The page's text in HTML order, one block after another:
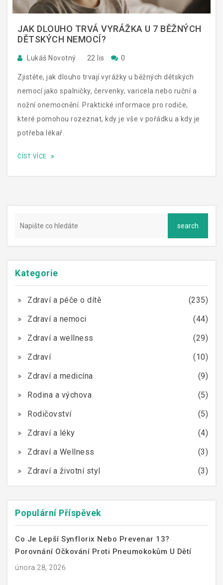
JAK DLOUHO TRVÁ VYRÁŽKA U 7 BĚŽNÝCH
DĚTSKÝCH NEMOCÍ?
Lukáš Novotný 22 lis 0
Zjistěte, jak dlouho trvají vyrážky u běžných dětských
nemocí jako spalničky, červenky, varicela nebo ruční a
nožní onemocnění. Praktické informace pro rodiče,
které pomohou rozeznat, kdy je vše v pořádku a kdy je
potřeba lékař.
ČÍST VÍCE
Kategorie
Zdraví a péče o dítě
(235)
Zdraví a nemoci
(44)
Zdraví a wellness
(29)
Zdraví
(10)
Zdraví a medicína
(9)
Rodina a výchova
(5)
Rodičovství
(5)
Zdraví a léky
(4)
Zdraví a Wellness
(3)
Zdraví a životní styl
(3)
Populární Příspěvek
Co Je Lepší Synflorix Nebo Prevenar 13?
Porovnání Očkování Proti Pneumokokům U Dětí
února 28, 2026